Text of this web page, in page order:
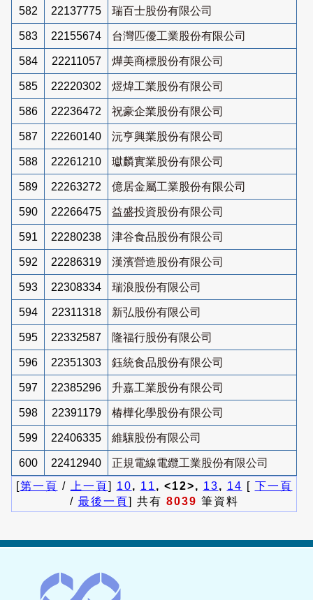
582 22137775 瑞百士股份有限公司
583 22155674 台灣匹優工業股份有限公司
584 22211057 燁美商標股份有限公司
585 22220302 煜煒工業股份有限公司
586 22236472 祝豪企業股份有限公司
587 22260140 沅亨興業股份有限公司
588 22261210 瓛麟實業股份有限公司
589 22263272 億居金屬工業股份有限公司
590 22266475 益盛投資股份有限公司
591 22280238 津谷食品股份有限公司
592 22286319 漢濱營造股份有限公司
593 22308334 瑞浪股份有限公司
594 22311318 新弘股份有限公司
595 22332587 隆福行股份有限公司
596 22351303 鈺統食品股份有限公司
597 22385296 升嘉工業股份有限公司
598 22391179 椿樺化學股份有限公司
599 22406335 維驤股份有限公司
600 22412940
正規電線電纜工業股份有限公司
[第一頁 / 上一頁] 10, 11 , <12>, 13, 14 [ 下一頁
/ 最後一頁] 共有 8039 筆資料